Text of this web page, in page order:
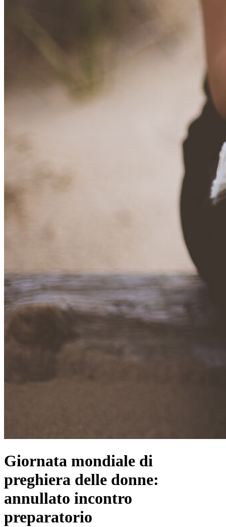
Giornata mondiale di
preghiera delle donne:
annullato incontro
preparatorio